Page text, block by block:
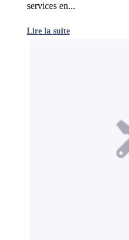
services en...
Lire la suite